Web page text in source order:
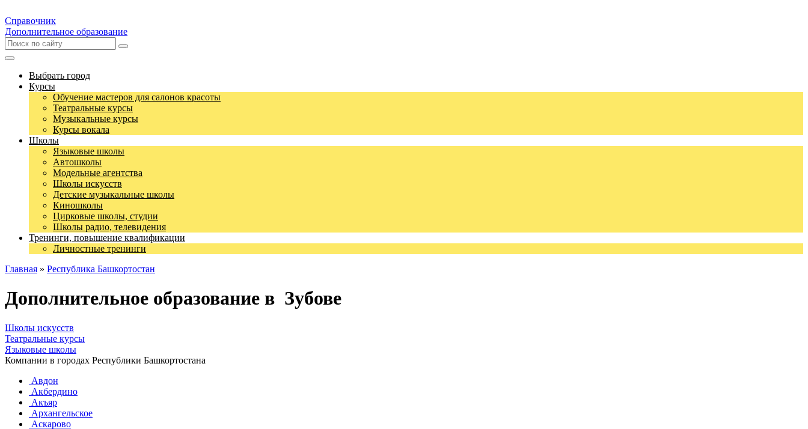
Справочник
Дополнительное образование
Выбрать город
Курсы
Обучение мастеров для салонов красоты
Театральные курсы
Музыкальные курсы
Курсы вокала
Школы
Языковые школы
Автошколы
Модельные агентства
Школы искусств
Детские музыкальные школы
Киношколы
Цирковые школы, студии
Школы радио, телевидения
Тренинги, повышение квалификации
Личностные тренинги
Главная » Республика Башкортостан
Дополнительное образование в Зубове
Школы искусств
Театральные курсы
Языковые школы
Компании в городах Республики Башкортостана
Авдон
Акбердино
Акъяр
Архангельское
Аскарово